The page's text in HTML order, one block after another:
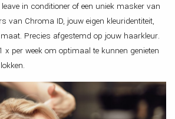
in conditioner of een uniek masker van
van Chroma ID, jouw eigen kleuridentiteit,
Precies afgestemd op jouw haarkleur.
x per week om optimaal te kunnen genieten